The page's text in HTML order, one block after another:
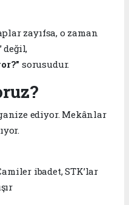
zayıfsa, o zaman
değil,
sorusudur.
ediyor. Mekânlar
ibadet, STK’lar